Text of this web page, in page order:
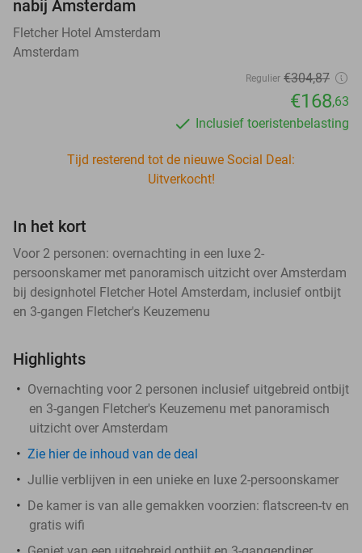
nabij Amsterdam
Fletcher Hotel Amsterdam
Amsterdam
Regulier €304,87
€168,63
Inclusief toeristenbelasting
Tijd resterend tot de nieuwe Social Deal:
Uitverkocht!
In het kort
Voor 2 personen: overnachting in een luxe 2-
persoonskamer met panoramisch uitzicht over Amsterdam
bij designhotel Fletcher Hotel Amsterdam, inclusief ontbijt
en 3-gangen Fletcher's Keuzemenu
Highlights
Overnachting voor 2 personen inclusief uitgebreid ontbijt
en 3-gangen Fletcher's Keuzemenu met panoramisch
uitzicht over Amsterdam
Zie hier de inhoud van de deal
Jullie verblijven in een unieke en luxe 2-persoonskamer
De kamer is van alle gemakken voorzien: flatscreen-tv en
gratis wifi